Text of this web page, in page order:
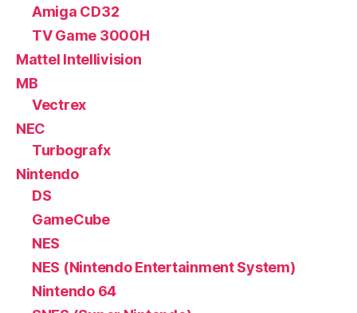
Amiga CD32
TV Game 3000H
Mattel Intellivision
MB
Vectrex
NEC
Turbografx
Nintendo
DS
GameCube
NES
NES (Nintendo Entertainment System)
Nintendo 64